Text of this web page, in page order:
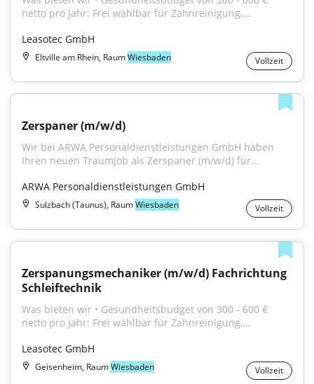
netto pro Jahr: Frei wählbar für Zahnreinigung,...
Leasotec GmbH
Eltville am Rhein, RaumWiesbaden Vollzeit
Zerspaner (m/w/d)
Wir bei ARWA Personaldienstleistungen GmbH haben
Ihren neuen Traumjob als Zerspaner (m/w/d) für...
ARWA Personaldienstleistungen GmbH
Sulzbach (Taunus), RaumWiesbaden Vollzeit
Zerspanungsmechaniker (m/w/d) Fachrichtung
Schleiftechnik
Was bieten wir • Gesundheitsbudget von 300 - 600 €
netto pro Jahr: Frei wählbar für Zahnreinigung,...
Leasotec GmbH
Geisenheim, RaumWiesbaden Vollzeit